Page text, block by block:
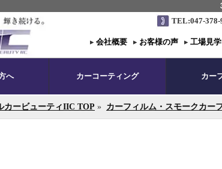
TEL:047-378-
▸ 会社概要 ▸ お客様の声 ▸ 工場見学
へ カーコーティング カー
カービューティIIC TOP » カーフィルム・スモークカー